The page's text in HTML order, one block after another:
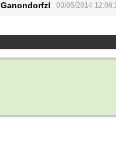
Ganondorfzl 03/05/2014